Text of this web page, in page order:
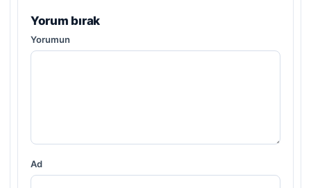
Yorum bırak
Yorumun
Ad